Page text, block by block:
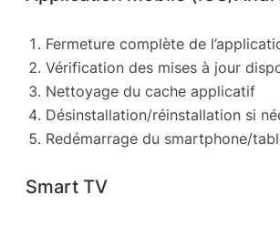
Fermeture complète de
Vérification des mises à jour
Nettoyage du cache applicatif
Désinstallation/réinstallation si
Redémarrage du smartphone/
Smart TV